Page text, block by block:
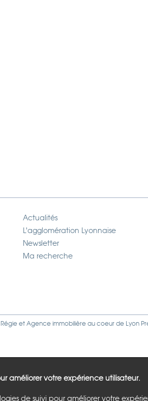
Actualités
L'agglomération Lyonnaise
Newsletter
Ma recherche
Régie et Agence immobilière au coeur de Lyon
améliorer votre expérience utilisateur.
de suivi pour améliorer votre